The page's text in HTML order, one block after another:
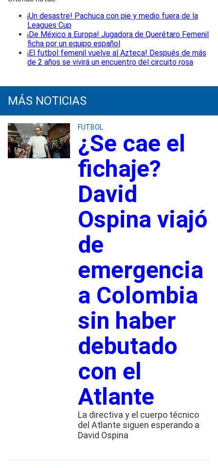
¡Un desastre! Pachuca con pie y medio fuera de la
Leagues Cup
¡De México a Europa! Jugadora de Querétaro Femenil
ficha por un equipo español
¡El futbol femenil vuelve al Azteca! Después de más
de 2 años se vivirá un encuentro del circuito rosa
MÁS NOTICIAS
FUTBOL
¿Se cae el
fichaje?
David
Ospina viajó
de
emergencia
a Colombia
sin haber
debutado
con el
Atlante
La directiva y el cuerpo técnico
del Atlante siguen esperando a
David Ospina